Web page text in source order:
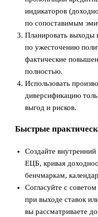
индикаторов
по сопоставимым
Планировать выходы
по ужесточению
фактические
полностью.
Использовать
диверсификацию
выгод и рисков.
Быстрые
Создайте
ЕЦБ, кривая
бенчмаркам,
Согласуйте с
при выходе ставок
вы рассматриваете